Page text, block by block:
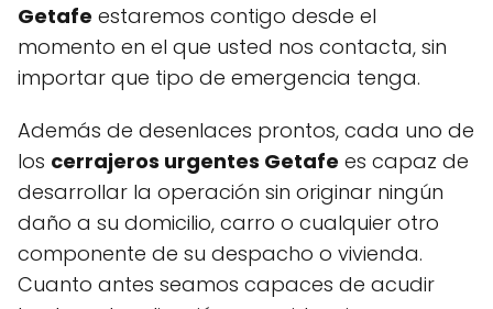
Getafe estaremos contigo desde el
momento en el que usted nos contacta, sin
importar que tipo de emergencia tenga.
Además de desenlaces prontos, cada uno de
los cerrajeros urgentes Getafe es capaz de
desarrollar la operación sin originar ningún
daño a su domicilio, carro o cualquier otro
componente de su despacho o vivienda.
Cuanto antes seamos capaces de acudir